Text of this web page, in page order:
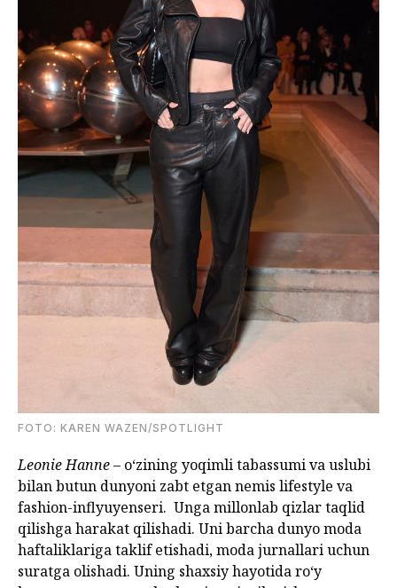
FOTO: KAREN WAZEN/SPOTLIGHT
Leonie Hanne– o‘zining yoqimli tabassumi va uslubi
bilan butun dunyoni zabt etgan nemis lifestyle va
fashion-inflyuyenseri. Unga millonlab qizlar taqlid
qilishga harakat qilishadi. Uni barcha dunyo moda
haftaliklariga taklif etishadi, moda jurnallari uchun
suratga olishadi. Uning shaxsiy hayotida ro‘y